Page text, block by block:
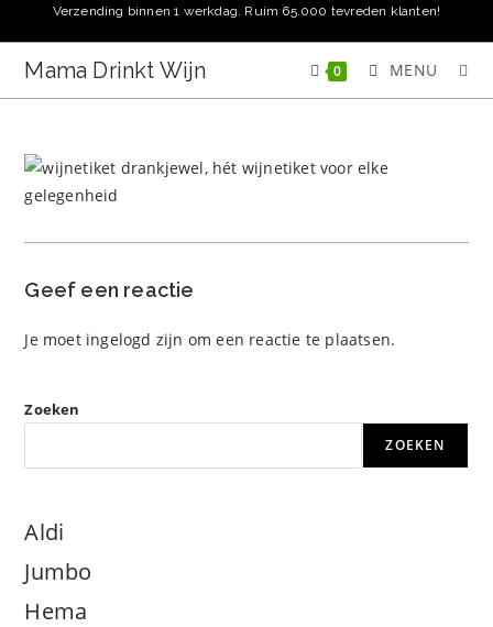
naar
inhoud
Verzending binnen 1 werkdag. Ruim 65.000 tevreden klanten!
Mama Drinkt Wijn 0 MENU
Geef een reactie
Je moet ingelogd zijn om een reactie te plaatsen.
Zoeken
ZOEKEN
Aldi
Jumbo
Hema